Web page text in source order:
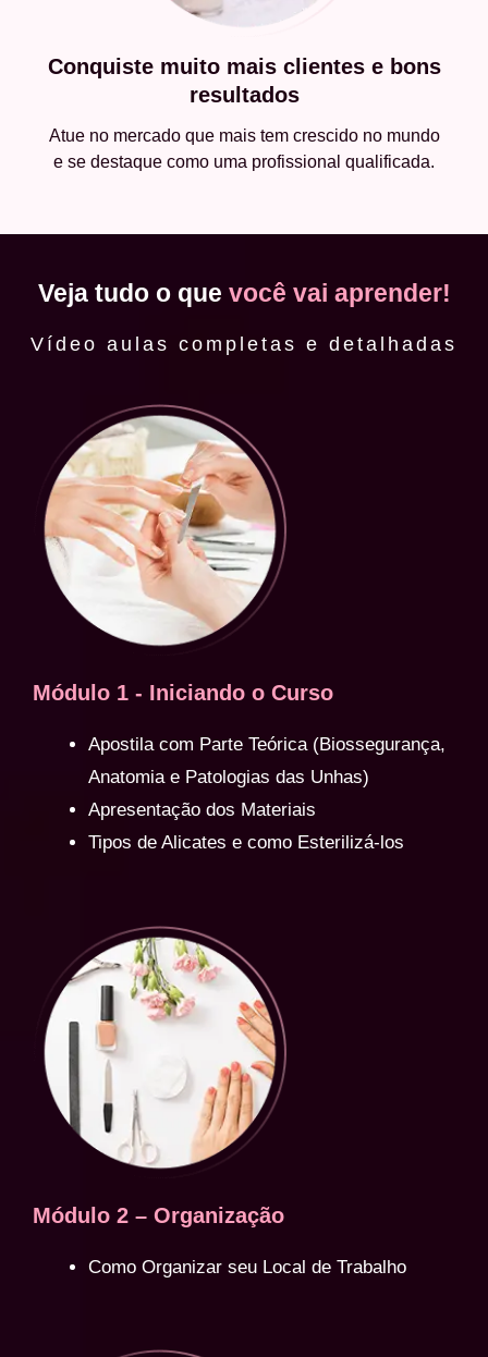
Conquiste muito mais clientes e bons
resultados
Atue no mercado que mais tem crescido no mundo
e se destaque como uma profissional qualificada.
Veja tudo o que você vai aprender!
Vídeo aulas completas e detalhadas
Módulo 1 - Iniciando o Curso
Apostila com Parte Teórica (Biossegurança,
Anatomia e Patologias das Unhas)
Apresentação dos Materiais
Tipos de Alicates e como Esterilizá-los
Módulo 2 – Organização
Como Organizar seu Local de Trabalho